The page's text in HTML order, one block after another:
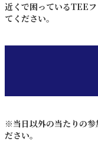
近くで困っているTEE
てください。
※当日以外の当たりの参
ださい。